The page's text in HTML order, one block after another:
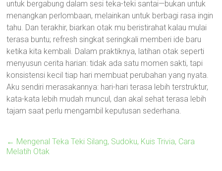
untuk bergabung dalam sesi teka-teki santai—bukan untuk
menangkan perlombaan, melainkan untuk berbagi rasa ingin
tahu. Dan terakhir, biarkan otak mu beristirahat kalau mulai
terasa buntu; refresh singkat seringkali memberi ide baru
ketika kita kembali. Dalam praktiknya, latihan otak seperti
menyusun cerita harian: tidak ada satu momen sakti, tapi
konsistensi kecil tiap hari membuat perubahan yang nyata.
Aku sendiri merasakannya: hari-hari terasa lebih terstruktur,
kata-kata lebih mudah muncul, dan akal sehat terasa lebih
tajam saat perlu mengambil keputusan sederhana.
← Mengenal Teka Teki Silang, Sudoku, Kuis Trivia, Cara
Melatih Otak